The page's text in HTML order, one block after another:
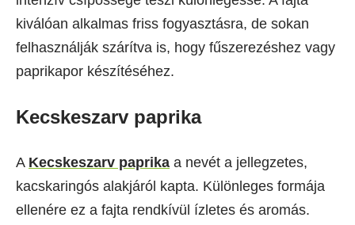
kiválóan alkalmas friss fogyasztásra, de sokan
felhasználják szárítva is, hogy fűszerezéshez vagy
paprikapor készítéséhez.
Kecskeszarv paprika
A Kecskeszarv paprika a nevét a jellegzetes,
kacskaringós alakjáról kapta. Különleges formája
ellenére ez a fajta rendkívül ízletes és aromás.